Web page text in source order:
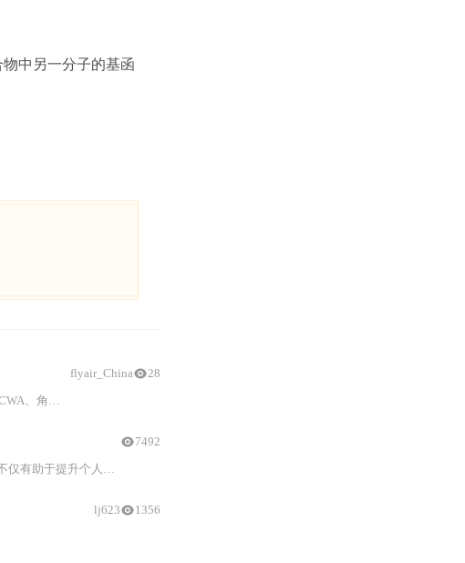
中另一分子的基函
（离子注入Monte Carlo
flyair_China 28
专业技能，也对科研工作有着显著的推动作用。
7492
lj623 1356